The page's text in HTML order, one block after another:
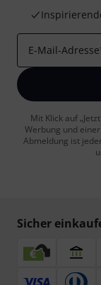
E-Mail-Adresse
Mit Klick auf
Werbung und
Abmeldung ist
Sicher